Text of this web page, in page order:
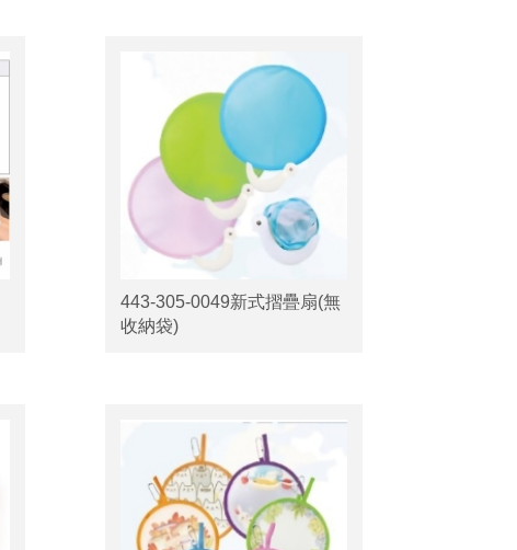
443-305-0049新式摺疊扇(無
收納袋)